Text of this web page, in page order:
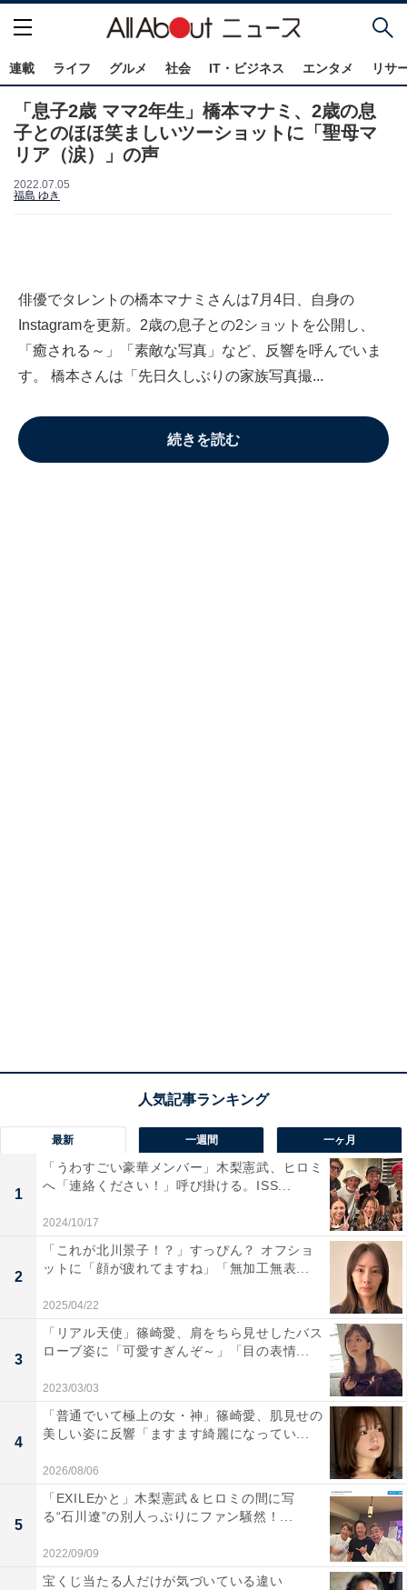
連載 ライフ グルメ 社会 IT・ビジネス エンタメ リサ
「息子2歳 ママ2年生」橋本マナミ、2歳の息
子とのほほ笑ましいツーショットに「聖母マ
リア（涙）」の声
2022.07.05
福島 ゆき
俳優でタレントの橋本マナミさんは7月4日、自身の
Instagramを更新。2歳の息子との2ショットを公開し、
「癒される～」「素敵な写真」など、反響を呼んでいま
す。 橋本さんは「先日久しぶりの家族写真撮...
続きを読む
最新 一週間 一ヶ月
1
「うわすごい豪華メンバー」木梨憲武、ヒロミ
へ「連絡ください！」呼び掛ける。ISS...
2024/10/17
2
「これが北川景子！？」すっぴん？ オフショ
ットに「顔が疲れてますね」「無加工無表...
2025/04/22
3
「リアル天使」篠崎愛、肩をちら見せしたバス
ローブ姿に「可愛すぎんぞ～」「目の表情...
2023/03/03
4
「普通でいて極上の女・神」篠崎愛、肌見せの
美しい姿に反響「ますます綺麗になってい...
2026/08/06
5
「EXILEかと」木梨憲武＆ヒロミの間に写
る“石川遼”の別人っぷりにファン騒然！...
2022/09/09
宝くじ当たる人だけが気づいている違い